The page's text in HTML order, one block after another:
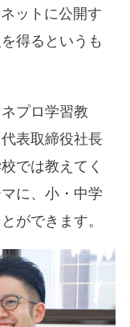
ットに公開す
得るというも
プロ学習教
表取締役社長
では教えてく
に、小・中学
ができます。